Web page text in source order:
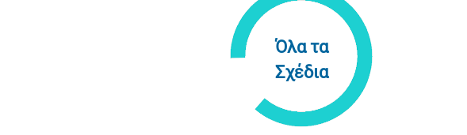
Όλα τα
Σχέδια